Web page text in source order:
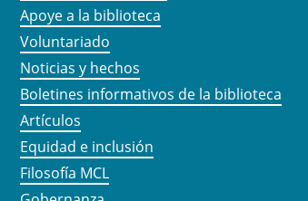
Apoye a la biblioteca
Voluntariado
Noticias y hechos
Boletines informativos de la biblioteca
Artículos
Equidad e inclusión
Filosofía MCL